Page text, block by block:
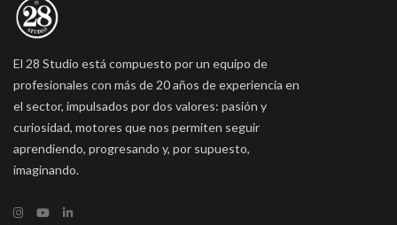
El 28 Studio está compuesto por un equipo de
profesionales con más de 20 años de experiencia en
el sector, impulsados por dos valores: pasión y
curiosidad, motores que nos permiten seguir
aprendiendo, progresando y, por supuesto,
imaginando.